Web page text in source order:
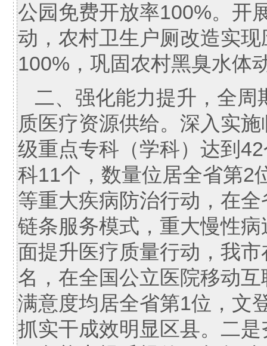
公园免费开放率100%。开
动，农村卫生户厕改造实
100%，巩固农村黑臭水体
二、强化能力提升，全
质医疗资源供给。深入实
级重点专科（学科）达到
科11个，数量位居全省第2
等重大疾病防治行动，在
链条服务模式，重大慢性
面提升医疗质量行动，我
名，在全国公立医院移动
满意度均居全省第1位，文
抓实干成效明显区县。二